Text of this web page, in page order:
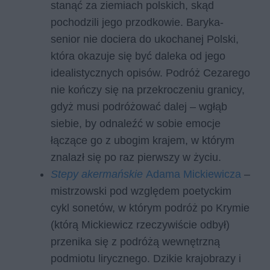
stanąć za ziemiach polskich, skąd
pochodzili jego przodkowie. Baryka-
senior nie dociera do ukochanej Polski,
która okazuje się być daleka od jego
idealistycznych opisów. Podróż Cezarego
nie kończy się na przekroczeniu granicy,
gdyż musi podróżować dalej – wgłąb
siebie, by odnaleźć w sobie emocje
łączące go z ubogim krajem, w którym
znalazł się po raz pierwszy w życiu.
Stepy akermańskie Adama Mickiewicza –
mistrzowski pod względem poetyckim
cykl sonetów, w którym podróż po Krymie
(którą Mickiewicz rzeczywiście odbył)
przenika się z podróżą wewnętrzną
podmiotu lirycznego. Dzikie krajobrazy i